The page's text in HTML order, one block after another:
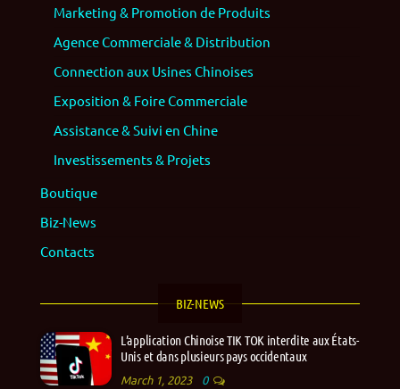
Marketing & Promotion de Produits
Agence Commerciale & Distribution
Connection aux Usines Chinoises
Exposition & Foire Commerciale
Assistance & Suivi en Chine
Investissements & Projets
Boutique
Biz-News
Contacts
BIZ-NEWS
L’application Chinoise TIK TOK interdite aux États-
Unis et dans plusieurs pays occidentaux
March 1, 2023 0